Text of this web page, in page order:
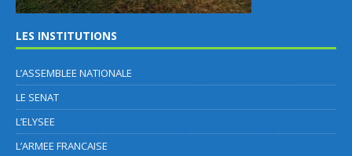
LES INSTITUTIONS
L’ASSEMBLEE NATIONALE
LE SENAT
L’ELYSEE
L’ARMEE FRANCAISE